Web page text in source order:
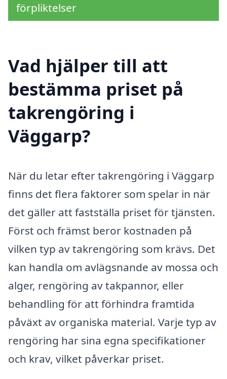
förpliktelser
Vad hjälper till att
bestämma priset på
takrengöring i
Väggarp?
När du letar efter takrengöring i Väggarp
finns det flera faktorer som spelar in när
det gäller att fastställa priset för tjänsten.
Först och främst beror kostnaden på
vilken typ av takrengöring som krävs. Det
kan handla om avlägsnande av mossa och
alger, rengöring av takpannor, eller
behandling för att förhindra framtida
påväxt av organiska material. Varje typ av
rengöring har sina egna specifikationer
och krav, vilket påverkar priset.